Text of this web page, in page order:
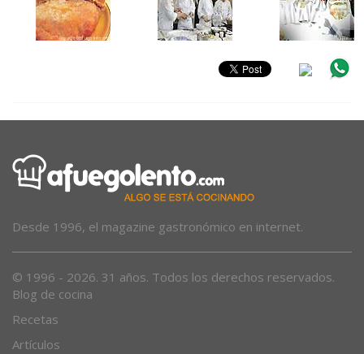
Desde 1996, el magazine gastronómico en internet.
© 1996 - 2026. 31 años. Todos los derechos reservados.
Blog de cocina
Recetas
Artículos